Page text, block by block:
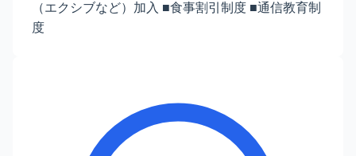
（エクシブなど）加入 ■食事割引制度 ■通信教育制
度